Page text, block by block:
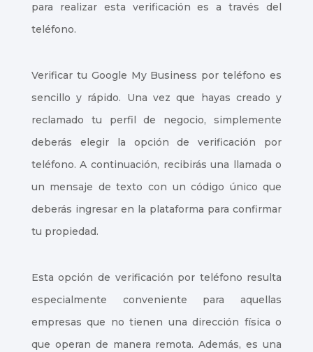
para realizar esta verificación es a través del
teléfono.
Verificar tu Google My Business por teléfono es
sencillo y rápido. Una vez que hayas creado y
reclamado tu perfil de negocio, simplemente
deberás elegir la opción de verificación por
teléfono. A continuación, recibirás una llamada o
un mensaje de texto con un código único que
deberás ingresar en la plataforma para confirmar
tu propiedad.
Esta opción de verificación por teléfono resulta
especialmente conveniente para aquellas
empresas que no tienen una dirección física o
que operan de manera remota. Además, es una